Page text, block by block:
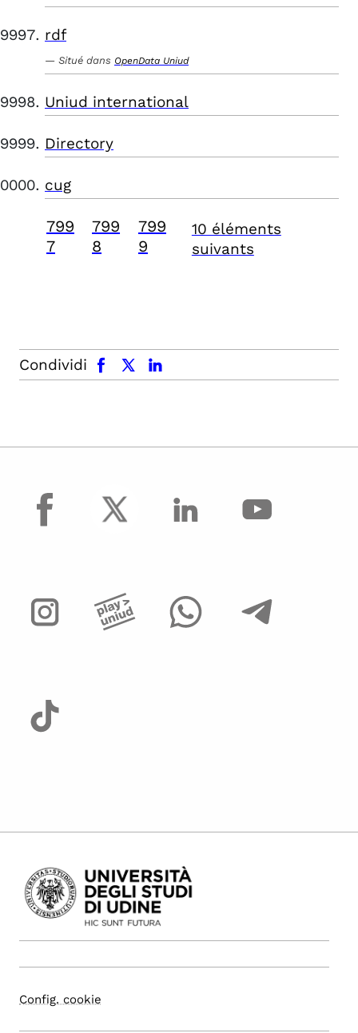
rdf
Situé dans OpenData Uniud
Uniud international
Directory
cug
799
7
799
8
799
9
10 éléments
suivants
Condividi
facebook x.com linkedin
facebook
Config. cookie